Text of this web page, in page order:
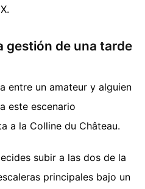
gestión de una tarde
entre un amateur y alguien
este escenario
a la Colline du Château.
subir a las dos de la
principales bajo un